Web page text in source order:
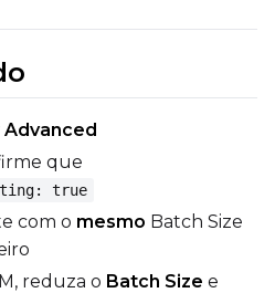
Advanced
que
true
com o mesmo Batch Size
reduza o Batch Size e